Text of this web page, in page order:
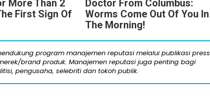
More Than 2
First Sign Of
Doctor From Columbus:
Worms Come Out Of You In
The Morning!
program manajemen reputasi melalui publikasi press
brand produk. Manajemen reputasi juga penting bagi
pengusaha, selebriti dan tokoh publik.